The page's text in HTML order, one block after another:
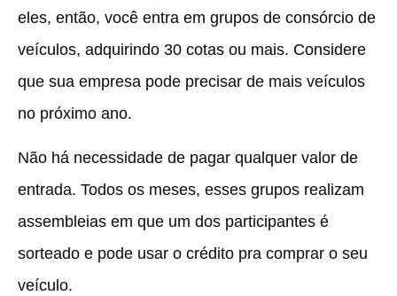
eles, então, você entra em grupos de consórcio de
veículos, adquirindo 30 cotas ou mais. Considere
que sua empresa pode precisar de mais veículos
no próximo ano.
Não há necessidade de pagar qualquer valor de
entrada. Todos os meses, esses grupos realizam
assembleias em que um dos participantes é
sorteado e pode usar o crédito pra comprar o seu
veículo.